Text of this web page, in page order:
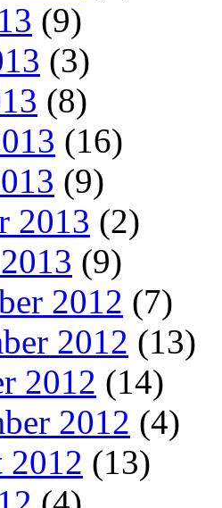
(9)
(3)
(8)
(16)
(9)
2013 (2)
(9)
2012 (7)
2012 (13)
2012 (14)
2012 (4)
2012 (13)